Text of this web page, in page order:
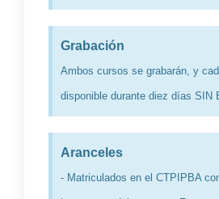
Grabación
Ambos cursos se grabarán, y
disponible durante diez días SIN
Aranceles
- Matriculados en el CTPIPBA